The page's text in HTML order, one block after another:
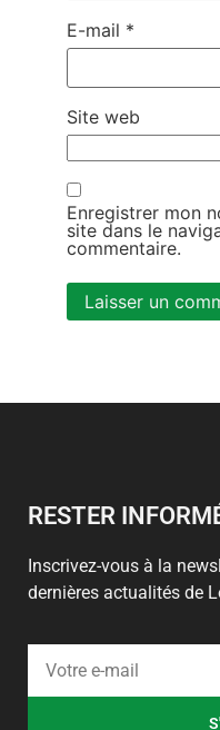
E-mail *
Site web
Enregistrer mon
site dans le
commentaire.
RESTER
Inscrivez-vous à la
dernières actualités de